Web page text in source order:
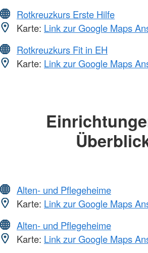
Rotkreuzkurs Erste Hilfe
Karte: Link zur Google Maps
Rotkreuzkurs Fit in EH
Karte: Link zur Google Maps
Alten- und Pflegeheime
Karte: Link zur Google Maps
Alten- und Pflegeheime
Karte: Link zur Google Maps